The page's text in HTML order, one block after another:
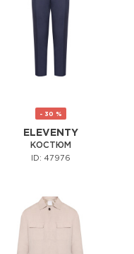
- 30 %
ELEVENTY
КОСТЮМ
ID: 47976